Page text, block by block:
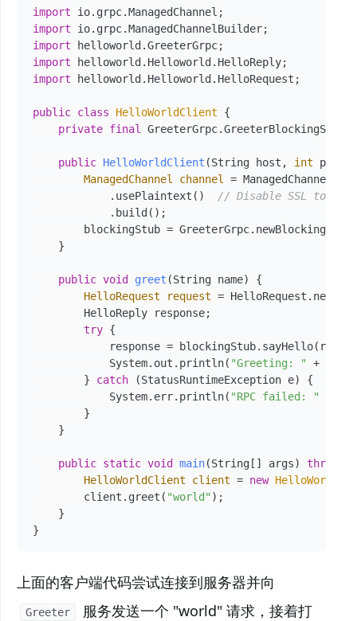
import
import
import
import
import helloworld.Helloworld.HelloRequest;
public class HelloWorldClient {
private final GreeterGrpc.GreeterBlockingStub
public HelloWorldClient (String host, int port)
ManagedChannel
channel =
            .usePlaintext()
// Disable SSL to
            .build();
blockingStub =
    }
public void greet (String name)
{
HelloRequest
request =
        HelloReply response;
try {
response =
            System.out.println(
"Greeting: "
+
        }
catch (StatusRuntimeException e) {
            System.err.println(
"RPC failed: "
        }
    }
public static void main(String[] args) throws
HelloWorldClient
client = new
        client.greet(
"world" );
    }
}
上面的客户端代码尝试连接到服务器并向
Greeter
服务发送一个 "world" 请求，接着打